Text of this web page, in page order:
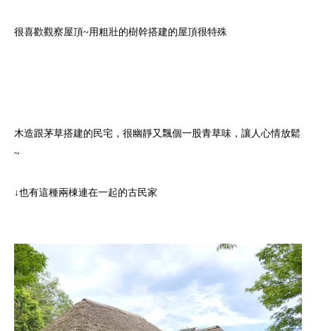
很喜歡觀察屋頂~用粗壯的樹幹搭建的屋頂很特殊
木造跟茅草搭建的民宅，很幽靜又飄個一股青草味，讓人心情放鬆
~
↓也有這種兩棟連在一起的古民家